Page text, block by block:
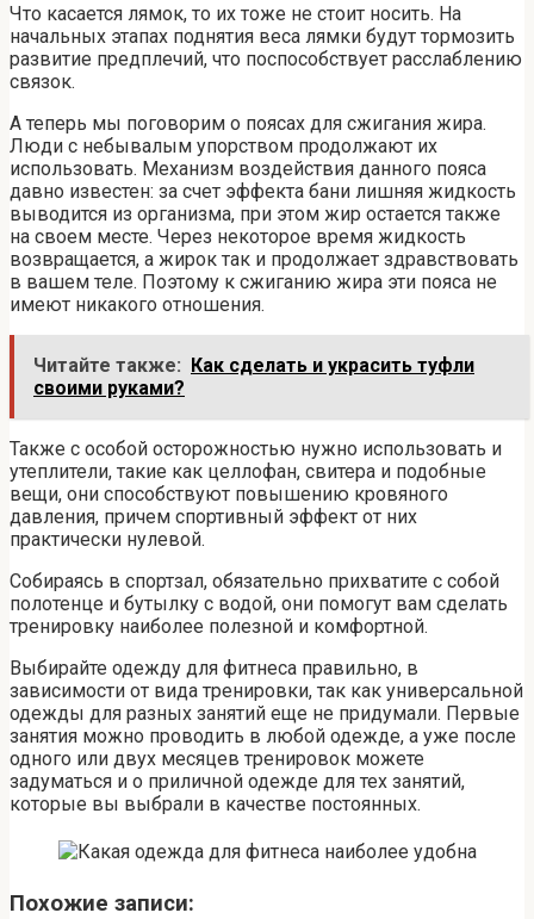
Что касается лямок, то их тоже не стоит носить. На
начальных этапах поднятия веса лямки будут тормозить
развитие предплечий, что поспособствует расслаблению
связок.
А теперь мы поговорим о поясах для сжигания жира.
Люди с небывалым упорством продолжают их
использовать. Механизм воздействия данного пояса
давно известен: за счет эффекта бани лишняя жидкость
выводится из организма, при этом жир остается также
на своем месте. Через некоторое время жидкость
возвращается, а жирок так и продолжает здравствовать
в вашем теле. Поэтому к сжиганию жира эти пояса не
имеют никакого отношения.
Читайте также: Как сделать и украсить туфли
своими руками?
Также с особой осторожностью нужно использовать и
утеплители, такие как целлофан, свитера и подобные
вещи, они способствуют повышению кровяного
давления, причем спортивный эффект от них
практически нулевой.
Собираясь в спортзал, обязательно прихватите с собой
полотенце и бутылку с водой, они помогут вам сделать
тренировку наиболее полезной и комфортной.
Выбирайте одежду для фитнеса правильно, в
зависимости от вида тренировки, так как универсальной
одежды для разных занятий еще не придумали. Первые
занятия можно проводить в любой одежде, а уже после
одного или двух месяцев тренировок можете
задуматься и о приличной одежде для тех занятий,
которые вы выбрали в качестве постоянных.
Похожие записи: